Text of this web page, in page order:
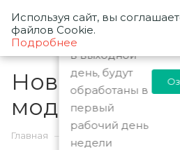
Новинка!
модели
Главная —
Заказы
оформленные
в выходной
день, будут
обработаны в
первый
рабочий день
недели
Используя сайт, вы
файлов Cookie.
Подробнее